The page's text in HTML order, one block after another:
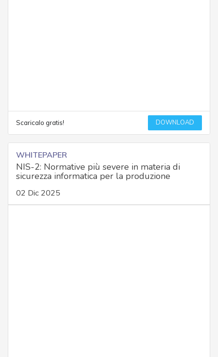
Scaricalo gratis! DOWNLOAD
WHITEPAPER
NIS-2: Normative più severe in materia di
sicurezza informatica per la produzione
02 Dic 2025